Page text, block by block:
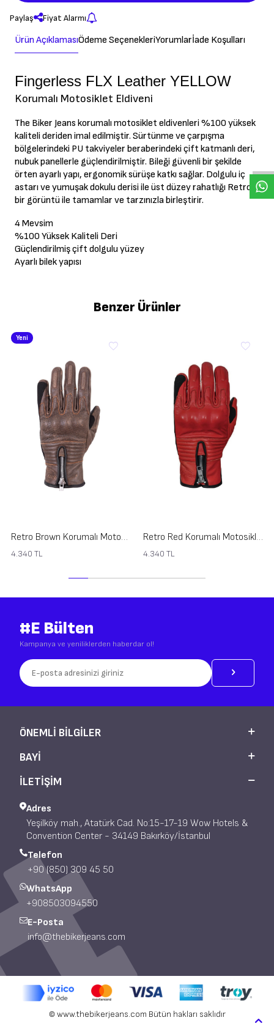
Paylaş Fiyat Alarmı
Ürün AçıklamasıÖdeme SeçenekleriYorumlarİade Koşulları
Fingerless FLX Leather YELLOW
Korumalı Motosiklet Eldiveni
The Biker Jeans korumalı motosiklet eldivenleri %100 yüksek
kaliteli deriden imal edilmiştir. Sürtünme ve çarpışma
bölgelerindeki PU takviyeler beraberindeki çift katmanlı deri,
nubuk panellerle güçlendirilmiştir. Bileği güvenli bir şekilde
örten ayarlı yapı, ergonomik sürüşe katkı sağlar. Dolgulu iç
astarı ve yumuşak dokulu derisi ile üst düzey rahatlığı Retro
bir görüntü ile tamamlar ve tarzınızla birleştirir.
4 Mevsim
%100 Yüksek Kaliteli Deri
Güçlendirilmiş çift dolgulu yüzey
Ayarlı bilek yapısı
Benzer Ürünler
Yeni
Retro Brown Korumalı Motosiklet Deri Eldiveni
4.340 TL
Retro Red Korumalı Motosiklet Deri Eldiveni
4.340 TL
#E Bülten
Kampanya ve yeniliklerden haberdar ol!
ÖNEMLI BILGILER
BAYI
İLETİŞİM
Adres
Yeşilköy mah., Atatürk Cad. No:15-17-19 Wow Hotels &
Convention Center - 34149 Bakırköy/İstanbul
Telefon
+90 (850) 309 45 50
WhatsApp
+908503094550
E-Posta
info@thebikerjeans.com
© www.thebikerjeans.com Bütün hakları saklıdır